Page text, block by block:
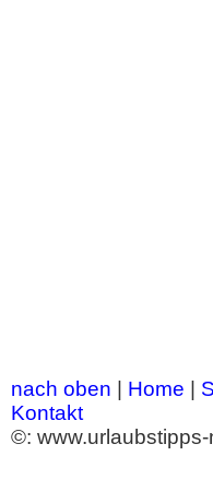
nach oben Home
Kontakt
©: